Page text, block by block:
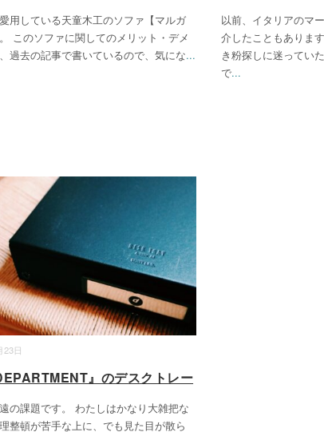
用している天童木工のソファ【マルガ
このソファに関してのメリット・デメ
過去の記事で書いているので、気にな...
以前、イタリアのマ
介したこともありま
き粉探しに迷ってい
で...
23日
』のデスクトレー
の課題です。 わたしはかなり大雑把な
整頓が苦手な上に、でも見た目が散ら